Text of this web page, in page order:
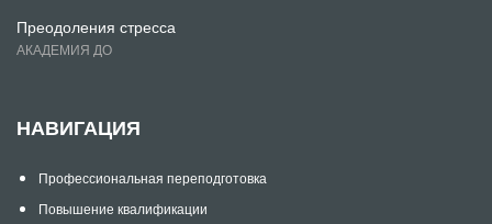
Преодоления стресса
АКАДЕМИЯ ДО
НАВИГАЦИЯ
Профессиональная переподготовка
Повышение квалификации